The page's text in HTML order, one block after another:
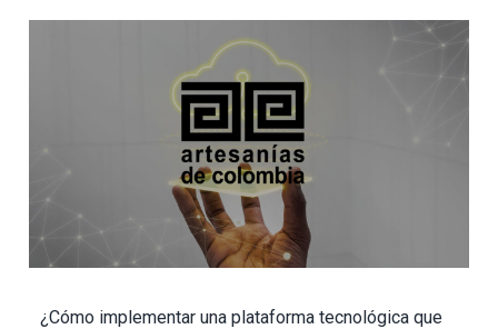
¿Cómo implementar una plataforma tecnológica que